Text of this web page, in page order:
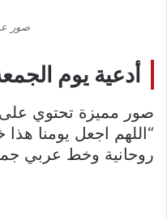
صور
أدعية يوم
صور مميزة تحتوي على
“اللهم اجعل يومنا
روحانية وخط عربي